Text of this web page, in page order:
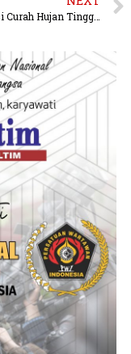
Kombinasi Curah Hujan Tinggi dan Pasang Sungai Picu Banjir di Sejumlah Kawasan